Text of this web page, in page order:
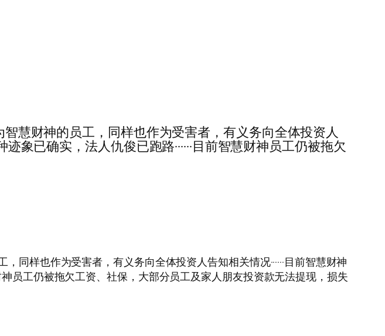
智慧财神的员工，同样也作为受害者，有义务向全体投资人
象已确实，法人仇俊已跑路······目前智慧财神员工仍被拖欠
，同样也作为受害者，有义务向全体投资人告知相关情况······目前智慧财神
神员工仍被拖欠工资、社保，大部分员工及家人朋友投资款无法提现，损失